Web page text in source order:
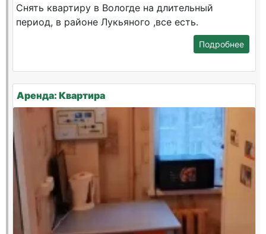
Снять квартиру в Вологде на длительный
период, в районе Лукьяного ,все есть.
Подробнее
Аренда: Квартира